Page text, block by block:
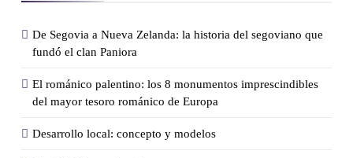
De Segovia a Nueva Zelanda: la historia del segoviano que
fundó el clan Paniora
El románico palentino: los 8 monumentos imprescindibles
del mayor tesoro románico de Europa
Desarrollo local: concepto y modelos